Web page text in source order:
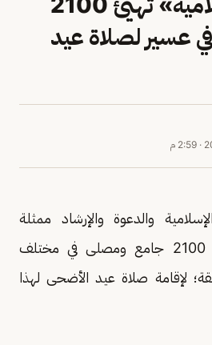
عسير لصلاة عيد
· 2:59 م
والدعوة والإرشاد ممثلة
، 2100 جامع ومصلى في مختلف
لإقامة صلاة عيد الأضحى لهذا